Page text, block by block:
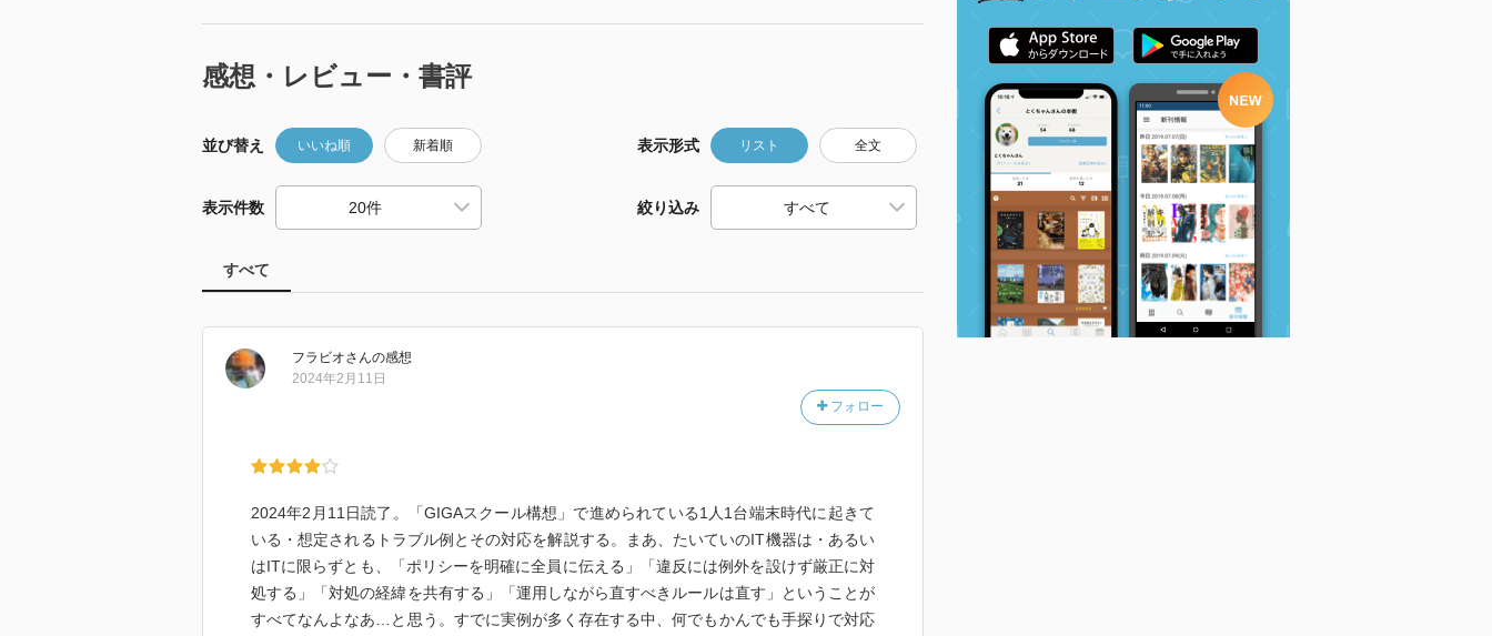
感想・レビュー・書評
並び替え いいね順 新着順 表示形式 リスト 全文
表示件数 絞り込み
すべて
フラビオさんの感想
フォロー
2024年2月11日
2024年2月11日読了。「GIGAスクール構想」で進められている1人1台端末時代に起きて
いる・想定されるトラブル例とその対応を解説する。まあ、たいていのIT機器は・あるい
はITに限らずとも、「ポリシーを明確に全員に伝える」「違反には例外を設けず厳正に対
処する」「対処の経緯を共有する」「運用しながら直すべきルールは直す」ということが
すべてなんよなあ…と思う。すでに実例が多く存在する中、何でもかんでも手探りで対応